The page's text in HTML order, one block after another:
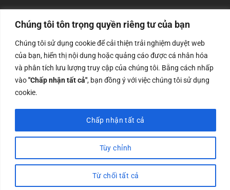
Chúng tôi tôn trọng quyền riêng tư của bạn
Chúng tôi sử dụng cookie để cải thiện trải nghiệm duyệt web
của bạn, hiển thị nội dung hoặc quảng cáo được cá nhân hóa
và phân tích lưu lượng truy cập của chúng tôi. Bằng cách nhấp
vào"Chấp nhận tất cả", bạn đồng ý với việc chúng tôi sử dụng
cookie.
Tùy chỉnh
Từ chối tất cả
Chấp nhận tất cả
Công ty TNHH Nam Bình Xương - Số ĐKKD: 0108783483
cấp ngày 14/06/2019 bởi Sở Kế Hoạch và Đầu Tư Tp. Hà
Nội
Copyrights @2023 Nam Binh Xuong. All Rights Reserved